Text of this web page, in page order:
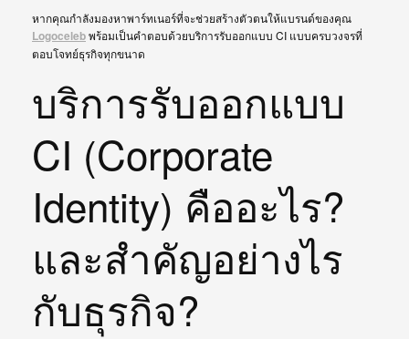
หากคุณกำลังมองหาพาร์ทเนอร์ที่จะช่วยสร้างตัวตนให้แบรนด์ของคุณ
Logocelebพร้อมเป็นคำตอบด้วยบริการรับออกแบบ CI แบบครบวงจรที่
ตอบโจทย์ธุรกิจทุกขนาด
บริการรับออกแบบ
CI (Corporate
Identity) คืออะไร?
และสำคัญอย่างไร
กับธุรกิจ?